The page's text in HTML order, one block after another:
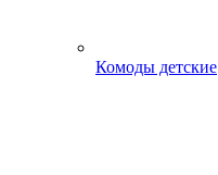
Комоды детские